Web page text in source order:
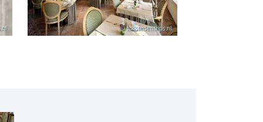
© tui-stedentrips.nl